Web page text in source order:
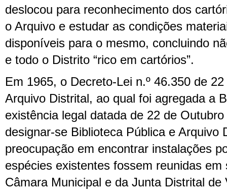
deslocou para reconhecimento dos
o Arquivo e estudar as condições
disponíveis para o mesmo, concluindo
e todo o Distrito “rico em cartórios”.
Em 1965, o Decreto-Lei n.º 46.350 de
Arquivo Distrital, ao qual foi agregada a
existência legal datada de 22 de
designar-se Biblioteca Pública e Arquivo
preocupação em encontrar instalações
espécies existentes fossem reunidas
Câmara Municipal e da Junta Distrital de